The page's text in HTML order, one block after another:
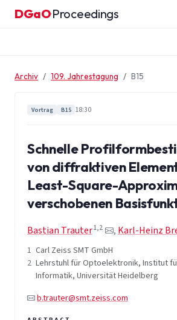
Zum Inhalt springen
DGaO·Proceedings
Archiv 109. Jahrestagung B15
Vortrag B15 18:30
Schnelle
von diffraktiven
Least-Square-
verschobenen
Bastian Trauter1,2 , Karl-Heinz
1 Carl Zeiss SMT GmbH
2 Lehrstuhl für Optoelektronik, Institut
Informatik, Universität Heidelberg
b.trauter@smt.zeiss.com